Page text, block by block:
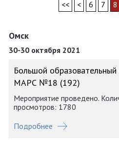
<< < 6 7 8
Омск
30-30 октября 2021
Большой
МАРС №18 (192)
Мероприятие проведено.
просмотров: 1780
Подробнее